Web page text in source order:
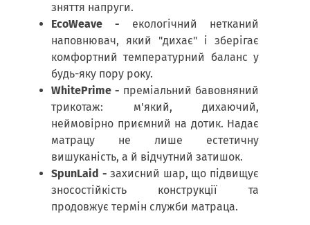
зняття напруги.
EcoWeave - екологічний нетканий
наповнювач, який "дихає" і зберігає
комфортний температурний баланс у
будь-яку пору року.
WhitePrime - преміальний бавовняний
трикотаж: м'який, дихаючий,
неймовірно приємний на дотик. Надає
матрацу не лише естетичну
вишуканість, а й відчутний затишок.
SpunLaid - захисний шар, що підвищує
зносостійкість конструкції та
продовжує термін служби матраца.